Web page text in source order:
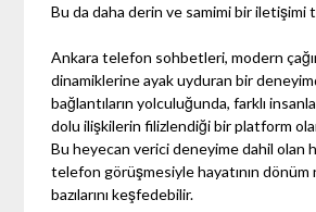
Bu da daha derin ve samimi bir iletişimi
Ankara telefon sohbetleri, modern
dinamiklerine ayak uyduran bir
bağlantıların yolculuğunda, farklı
dolu ilişkilerin filizlendiği bir platform
Bu heyecan verici deneyime dahil olan
telefon görüşmesiyle hayatının dönüm
bazılarını keşfedebilir.